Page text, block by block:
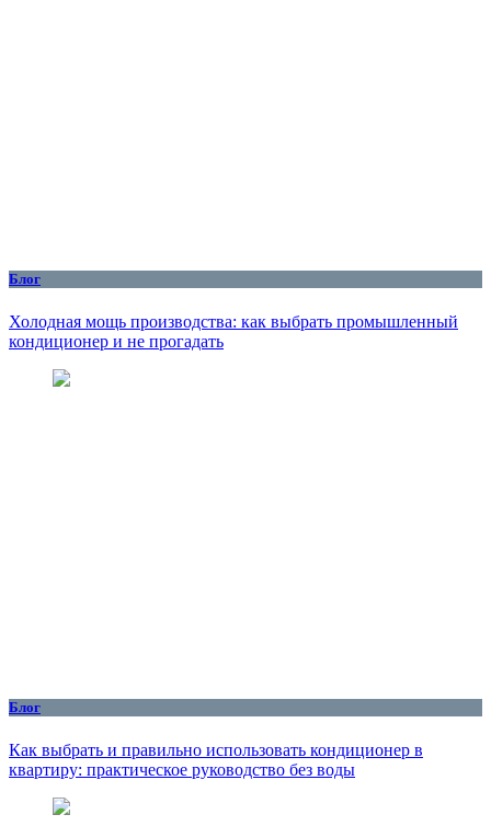
Блог
Холодная мощь производства: как выбрать промышленный
кондиционер и не прогадать
Блог
Как выбрать и правильно использовать кондиционер в
квартиру: практическое руководство без воды